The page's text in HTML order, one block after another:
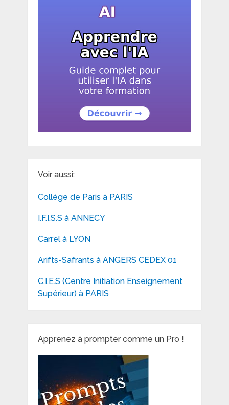
Voir aussi:
Collège de Paris à PARIS
I.F.I.S.S à ANNECY
Carrel à LYON
Arifts-Safrants à ANGERS CEDEX 01
C.I.E.S (Centre Initiation Enseignement
Supérieur) à PARIS
Apprenez à prompter comme un Pro !